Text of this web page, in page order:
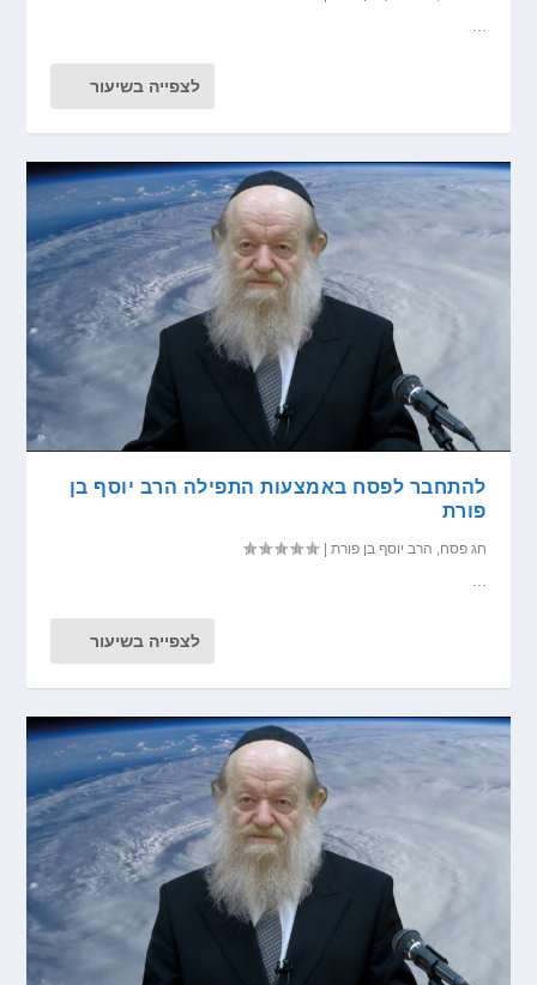
...
לצפייה בשיעור
להתחבר לפסח באמצעות התפילה הרב יוסף בן
פורת
חג פסח, הרב יוסף בן פורת |
לצפייה בשיעור